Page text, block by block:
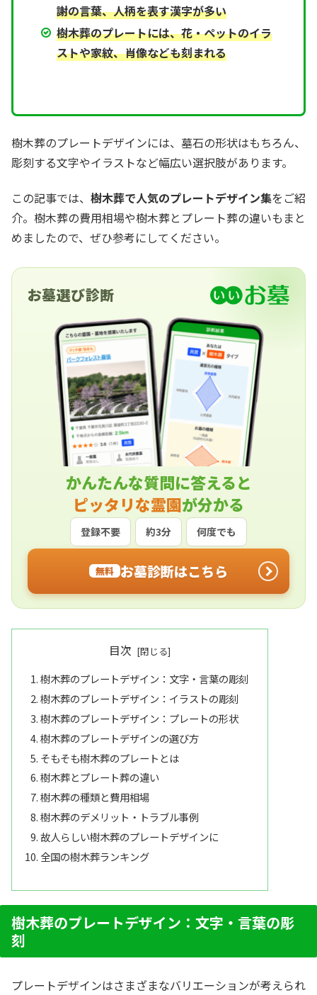
謝の言葉、人柄を表す漢字が多い
樹木葬のプレートには、花・ペットのイラ
ストや家紋、肖像なども刻まれる
樹木葬のプレートデザインには、墓石の形状はもちろん、
彫刻する文字やイラストなど幅広い選択肢があります。
この記事では、 樹木葬で人気のプレートデザイン集をご紹
介。樹木葬の費用相場や樹木葬とプレート葬の違いもまと
めましたので、ぜひ参考にしてください。
お墓選び診断
かんたんな質問に答えると
ピッタリな霊園が分かる
登録不要 約3分 何度でも
無料 お墓診断はこちら
目次
樹木葬のプレートデザイン：文字・言葉の彫刻
樹木葬のプレートデザイン：イラストの彫刻
樹木葬のプレートデザイン：プレートの形状
樹木葬のプレートデザインの選び方
そもそも樹木葬のプレートとは
樹木葬とプレート葬の違い
樹木葬の種類と費用相場
樹木葬のデメリット・トラブル事例
故人らしい樹木葬のプレートデザインに
全国の樹木葬ランキング
樹木葬のプレートデザイン：文字・言葉の彫
刻
プレートデザインはさまざまなバリエーションが考えられ